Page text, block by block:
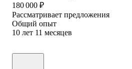
180 000 ₽
Рассматривает предложения
Общий опыт
10 лет 11 месяцев